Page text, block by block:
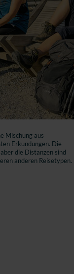
Mischung aus
Erkundungen. Die
die Distanzen sind
anderen Reisetypen.